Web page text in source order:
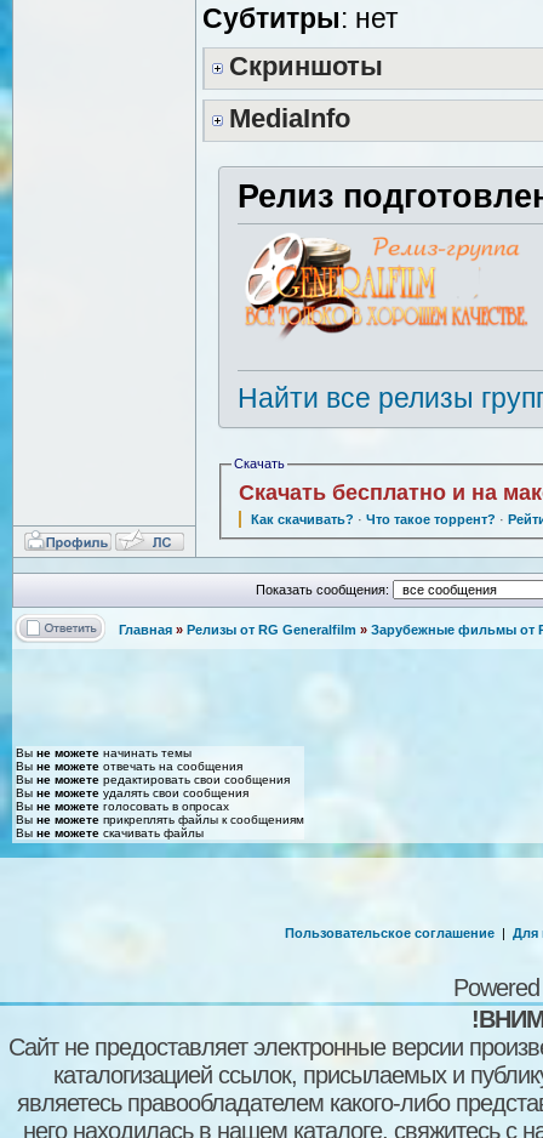
Cубтитры: нет
Скриншоты
MediaInfo
Релиз
Найти все релизы
Скачать
Скачать бесплатно и на
Как скачивать? · Что такое торрент? ·
Показать сообщения:
Главная » Релизы от RG Generalfilm » Зарубежные фильмы от
Вы не можете начинать темы
Вы не можете отвечать на сообщения
Вы не можете редактировать свои сообщения
Вы не можете удалять свои сообщения
Вы не можете голосовать в опросах
Вы не можете прикреплять файлы к сообщениям
Вы не можете скачивать файлы
Пользовательское соглашение | Для
Сайт не предоставляет электронные версии
каталогизацией ссылок, присылаемых и
являетесь правообладателем какого-либо
него находилась в нашем каталоге, свяжитесь